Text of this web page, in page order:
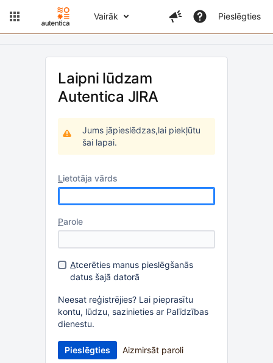
Vairāk Pieslēgties
Laipni lūdzam
Autentica JIRA
Jums jāpieslēdzas,lai piekļūtu
šai lapai.
Lietotāja vārds
Parole
Atcerēties manus pieslēgšanās
datus šajā datorā
Neesat reģistrējies? Lai pieprasītu
kontu, lūdzu, sazinieties ar Palīdzības
dienestu.
Pieslēgties Aizmirsāt paroli